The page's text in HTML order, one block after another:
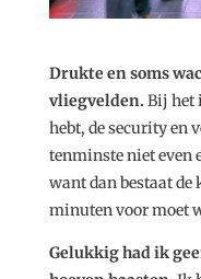
Drukte en soms
vliegvelden. Bij het
hebt, de security en
tenminste niet even
want dan bestaat de
minuten voor moet
Gelukkig had ik